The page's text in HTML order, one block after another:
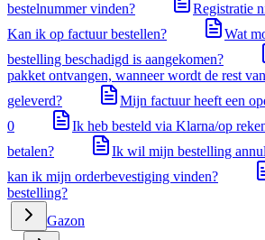
bestelnummer vinden?
Registratie
Kan ik op factuur bestellen?
Wat
bestelling beschadigd is aangekomen?
pakket ontvangen, wanneer wordt de rest
geleverd?
Mijn factuur heeft een
0
Ik heb besteld via Klarna/op
betalen?
Ik wil mijn bestelling
kan ik mijn orderbevestiging vinden?
bestelling?
Gazon